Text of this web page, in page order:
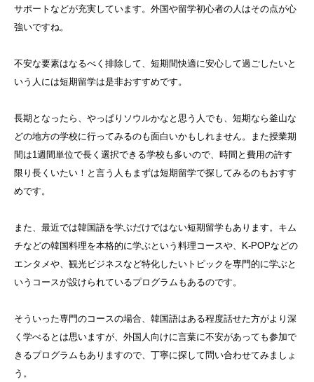
サポートなどが充実しています。外国や留学初心者の人はその点が心
強いですね。
不安な要素はなるべく排除して、短期間快適に安心して過ごしたいと
いう人には短期留学は是非おすすめです。
長期となったら、やっぱりソウルかなと思う人でも、短期なら釜山な
どの地方の学校に行ってみるのも面白いかもしれません。また授業期
間は1週間単位で長く選択できる学校も多いので、時間と費用の許す
限り長くいたい！と言う人もまずは短期留学で探してみるのもおすす
めです。
また、最近では韓国語を学ぶだけではない短期留学もあります。キム
チなどの韓国料理を本格的に学ぶという料理コースや、K-POPなどの
エンタメや、観光ビジネスなど特化したいトピックを専門的に学ぶと
いうコースが設けられているプログラムもあるのです。
そういった専門のコースの場合、韓国語はある程度話せた方がより深
く学べるとは思いますが、外国人向けに言葉に不安があっても参加で
きるプログラムもありますので、丁寧に探して問い合わせてみましょ
う。